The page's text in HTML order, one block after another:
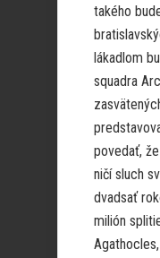
takého
lákadlom
squadra
povedať,
ničí sluch
dvadsať
milión